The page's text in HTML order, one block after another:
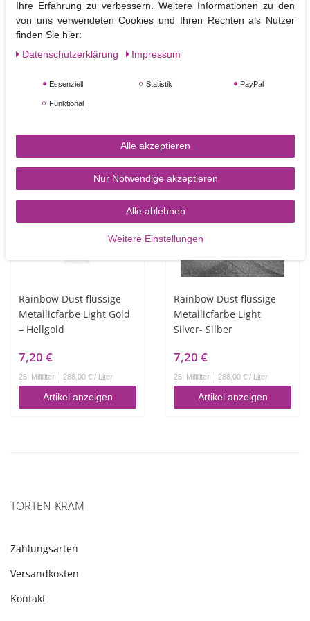
Bäckerstärke 400g
4,50 €
Gramm | 11,25 € / Kilogramm
Decora, Winkelpalette
Spitze,18 cm
6,95 €
Rainbow Dust flüssige
Metallicfarbe Light Gold
– Hellgold
7,20 €
25 Milliliter | 288,00 € / Liter
Artikel anzeigen
Rainbow Dust flüssige
Metallicfarbe Light
Silver- Silber
7,20 €
25 Milliliter | 288,00 € / Liter
Artikel anzeigen
TORTEN-KRAM
Zahlungsarten
Versandkosten
Kontakt
Ihre Erfahrung zu verbessern. Weitere Informationen zu den
von uns verwendeten Cookies und Ihren Rechten als Nutzer
finden Sie hier:
Daten­schutz­erklärung
Impressum
Essenziell Statistik PayPal
Funktional
Alle akzeptieren
Nur Notwendige akzeptieren
Alle ablehnen
Weitere Einstellungen